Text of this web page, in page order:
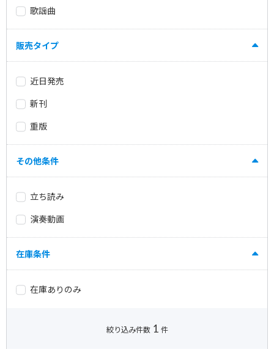
歌謡曲
販売タイプ
近日発売
新刊
重版
その他条件
立ち読み
演奏動画
在庫条件
在庫ありのみ
絞り込み件数 1 件